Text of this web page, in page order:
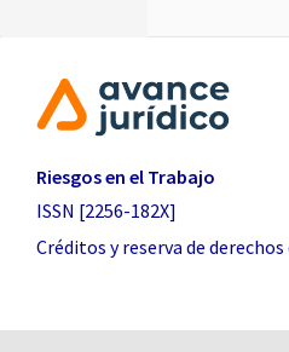
Riesgos en el Trabajo
ISSN [2256-182X]
Créditos y reserva de